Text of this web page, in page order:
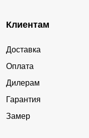
Клиентам
Доставка
Оплата
Дилерам
Гарантия
Замер